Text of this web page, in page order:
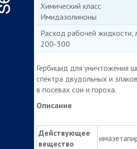
Химический класс
Имидазолиноны
Расход рабочей жидкости,
200-300
Гербицид для уничтожения
спектра двудольных и
в посевах сои и гороха.
Описание
Действующее
вещество